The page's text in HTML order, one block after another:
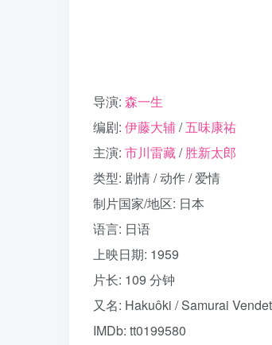
导演: 森一生
编剧: 伊藤大辅/五味康祐
主演: 市川雷藏/胜新太郎
类型: 剧情 / 动作 / 爱情
制片国家/地区: 日本
语言: 日语
上映日期: 1959
片长: 109 分钟
又名: Hakuôki / Samurai
IMDb: tt0199580